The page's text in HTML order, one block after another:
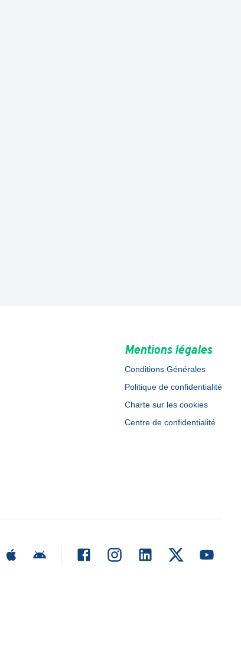
Mentions légales
Conditions Générales
Politique de confidentialité
Charte sur les cookies
Centre de confidentialité